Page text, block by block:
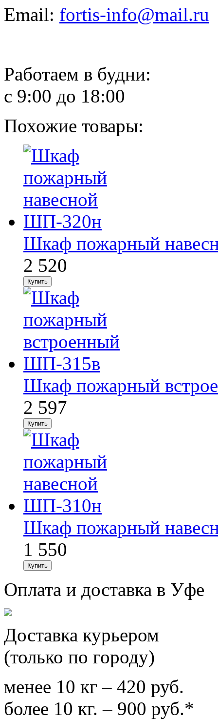
Email: fortis-info@mail.ru
Работаем в будни:
с 9:00 до 18:00
Похожие товары:
Шкаф пожарный
2 520
Шкаф пожарный
2 597
Шкаф пожарный
1 550
Оплата и доставка в Уфе
Доставка курьером
(только по городу)
менее 10 кг – 420 руб.
более 10 кг. – 900 руб.*